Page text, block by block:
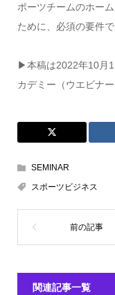
ポーツチームのホー
ために、必須の要件
▶本稿は2022年10月
カデミー（ウエビナ
SEMINAR
スポーツビジネス
関連記事一覧